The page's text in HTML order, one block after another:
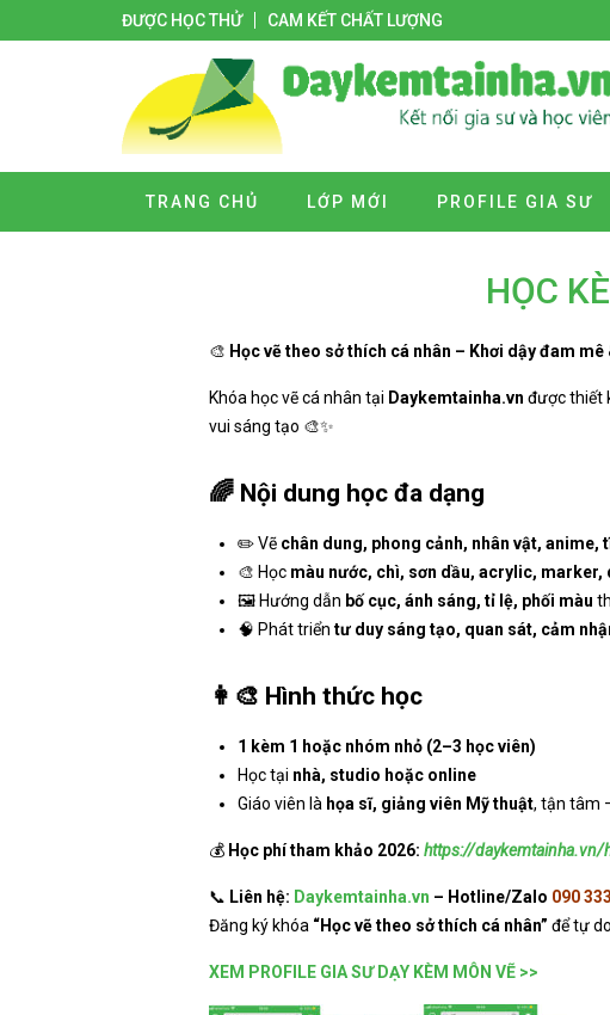
ĐƯỢC HỌC THỬ CAM KẾT CHẤT LƯỢNG
TRANG CHỦ LỚP MỚI PROFILE GIA SƯ
HỌC
🎨 Học vẽ theo sở thích cá nhân – Khơi dậy đam
Khóa học vẽ cá nhân tại Daykemtainha.vn được thiết
vui sáng tạo 🎨✨
🌈 Nội dung học đa dạng
✏️ Vẽ chân dung, phong cảnh, nhân vật,
🎨 Học màu nước, chì, sơn dầu, acrylic,
🖼️ Hướng dẫn bố cục, ánh sáng, tỉ lệ, phối màu
🧠 Phát triển tư duy sáng tạo, quan sát, cảm
👩‍🎨 Hình thức học
1 kèm 1 hoặc nhóm nhỏ (2–3 học viên)
Học tại nhà, studio hoặc online
Giáo viên là họa sĩ, giảng viên Mỹ thuật, tận tâm
💰 Học phí tham khảo 2026: https://daykemtainha.vn/
📞 Liên hệ: Daykemtainha.vn – Hotline/Zalo 090
Đăng ký khóa “Học vẽ theo sở thích cá nhân” để tự
XEM PROFILE GIA SƯ DẠY KÈM MÔN VẼ >>